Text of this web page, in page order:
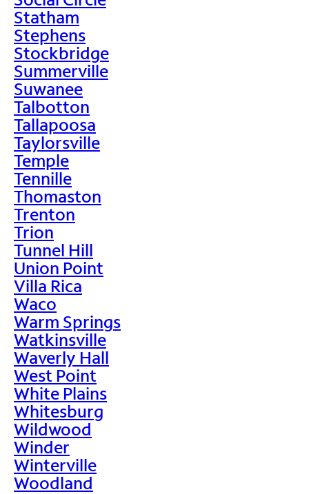
Statham
Stephens
Stockbridge
Summerville
Suwanee
Talbotton
Tallapoosa
Taylorsville
Temple
Tennille
Thomaston
Trenton
Trion
Tunnel Hill
Union Point
Villa Rica
Waco
Warm Springs
Watkinsville
Waverly Hall
West Point
White Plains
Whitesburg
Wildwood
Winder
Winterville
Woodland